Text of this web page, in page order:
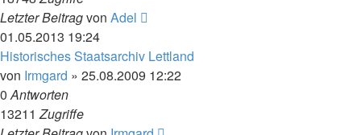
Letzter Beitragvon Adel
01.05.2013 19:24
Historisches Staatsarchiv Lettland
von Irmgard » 25.08.2009 12:22
0Antworten
13211Zugriffe